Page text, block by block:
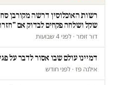
שקל ושלחה פקחים לבדוק אם
דור זומר · לפני 4 שבועות
דמיינו עולם שבו אסור לדבר על
אילנה פז · לפני חודש